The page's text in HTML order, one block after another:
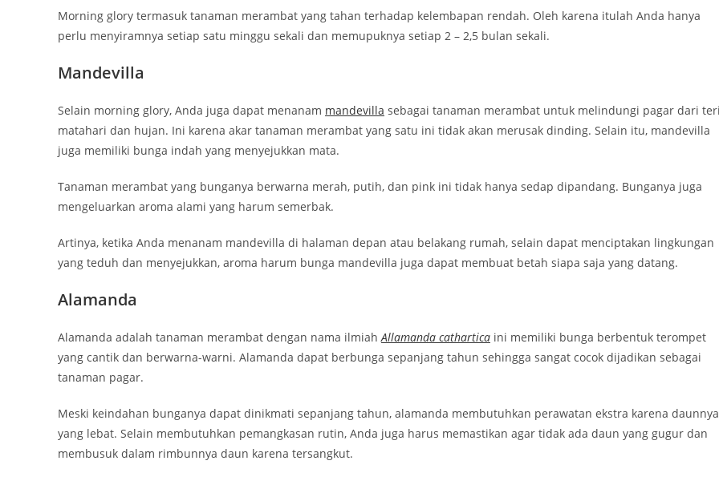
Morning glory termasuk tanaman merambat yang tahan terhadap kelembapan rendah. Oleh karena itulah Anda hanya
perlu menyiramnya setiap satu minggu sekali dan memupuknya setiap 2 – 2,5 bulan sekali.
Mandevilla
Selain morning glory, Anda juga dapat menanam mandevilla sebagai tanaman merambat untuk melindungi pagar dari
matahari dan hujan. Ini karena akar tanaman merambat yang satu ini tidak akan merusak dinding. Selain itu, mandevilla
juga memiliki bunga indah yang menyejukkan mata.
Tanaman merambat yang bunganya berwarna merah, putih, dan pink ini tidak hanya sedap dipandang. Bunganya juga
mengeluarkan aroma alami yang harum semerbak.
Artinya, ketika Anda menanam mandevilla di halaman depan atau belakang rumah, selain dapat menciptakan lingkungan
yang teduh dan menyejukkan, aroma harum bunga mandevilla juga dapat membuat betah siapa saja yang datang.
Alamanda
Alamanda adalah tanaman merambat dengan nama ilmiahAllamanda cathartica ini memiliki bunga berbentuk terompet
yang cantik dan berwarna-warni. Alamanda dapat berbunga sepanjang tahun sehingga sangat cocok dijadikan sebagai
tanaman pagar.
Meski keindahan bunganya dapat dinikmati sepanjang tahun, alamanda membutuhkan perawatan ekstra karena daunnya
yang lebat. Selain membutuhkan pemangkasan rutin, Anda juga harus memastikan agar tidak ada daun yang gugur dan
membusuk dalam rimbunnya daun karena tersangkut.